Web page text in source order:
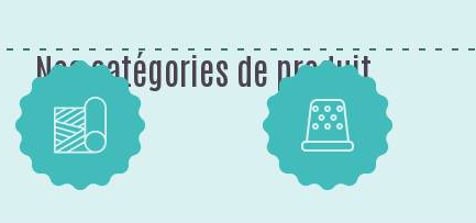
Nos catégories de produit
Tissus Mercerie